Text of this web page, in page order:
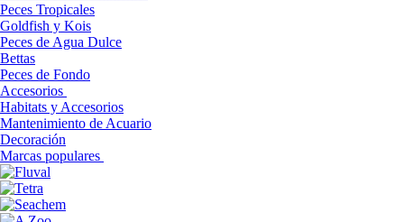
Peces Tropicales
Goldfish y Kois
Peces de Agua Dulce
Bettas
Peces de Fondo
Accesorios
Habitats y Accesorios
Mantenimiento de Acuario
Decoración
Marcas populares